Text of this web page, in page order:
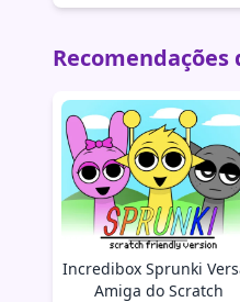
Recomendações
Incredibox Sprunki
Amiga do Scratch